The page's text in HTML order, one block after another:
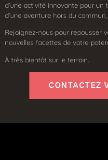
d’une activité innovante pour
d’une aventure hors du
Rejoignez-nous pour repousser
nouvelles facettes de votre
À très bientôt sur le terrain.
CONTACTEZ